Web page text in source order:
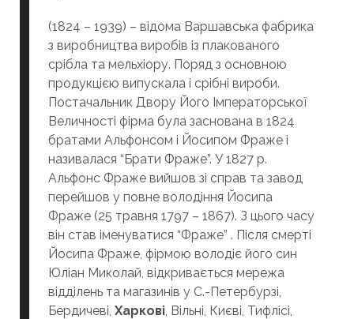
(1824 – 1939) – відома Варшавська фабрика
з виробництва виробів із плакованого
срібла та мельхіору. Поряд з основною
продукцією випускала і срібні вироби.
Постачальник Двору Його Імператорської
Величності фірма була заснована в 1824
братами Альфонсом і Йосипом Фраже і
називалася “Брати Фраже”. У 1827 р.
Альфонс Фраже вийшов зі справ та завод
перейшов у повне володіння Йосипа
Фраже (25 травня 1797 – 1867). З цього часу
він став іменуватися “Фраже” . Після смерті
Йосипа Фраже, фірмою володіє його син
Юліан Миколай, відкривається мережа
відділень та магазинів у С.-Петербурзі,
Бердичеві, Харкові, Вільні, Києві, Тифлісі,